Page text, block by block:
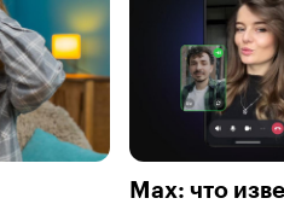
Max: что